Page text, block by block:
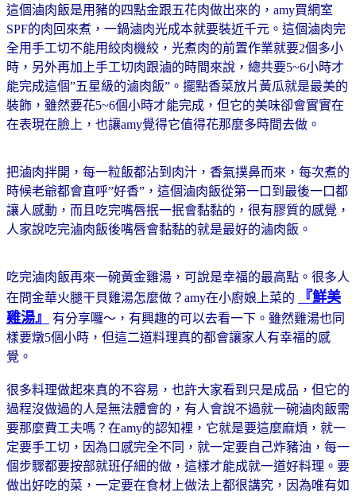
這個滷肉飯是用豬的四點金跟五花肉做出來的，amy買網室
SPF的肉回來煮，一鍋滷肉光成本就要裝近千元。這個滷肉完
全用手工切不能用絞肉機絞，光煮肉的前置作業就要2個多小
時，另外再加上手工切肉跟滷的時間來說，總共要5~6小時才
能完成這個”五星級的滷肉飯”。擺點香菜放片黃瓜就是最美的
裝飾，雖然要花5~6個小時才能完成，但它的美味卻會實實在
在表現在臉上，也讓amy覺得它值得花那麼多時間去做。
把滷肉拌開，每一粒飯都沾到肉汁，香氣撲鼻而來，每次煮的
時候老爺都會直呼”好香”，這個滷肉飯從第一口到最後一口都
讓人感動，而且吃完嘴唇抿一抿會黏黏的，很有膠質的感覺，
人家說吃完滷肉飯後嘴唇會黏黏的就是最好的滷肉飯。
吃完滷肉飯再來一碗黃金雞湯，可說是幸福的最高點。很多人
在問金華火腿干貝雞湯怎麼做？amy在小廚娘上菜的
『鮮美
雞湯』
有分享囉～，有興趣的可以去看一下。雖然雞湯也同
樣要燉5個小時，但這二道料理真的都會讓家人有幸福的感
覺。
很多料理做起來真的不容易，也許大家看到只是成品，但它的
過程沒做過的人是無法體會的，有人會說不過就一碗滷肉飯需
要那麼費工夫嗎？在amy的認知裡，它就是要這麼麻煩，就一
定要手工切，因為口感完全不同，就一定要自己炸豬油，每一
個步驟都要按部就班仔細的做，這樣才能成就一道好料理。要
做出好吃的菜，一定要在食材上做法上都很講究，因為唯有如